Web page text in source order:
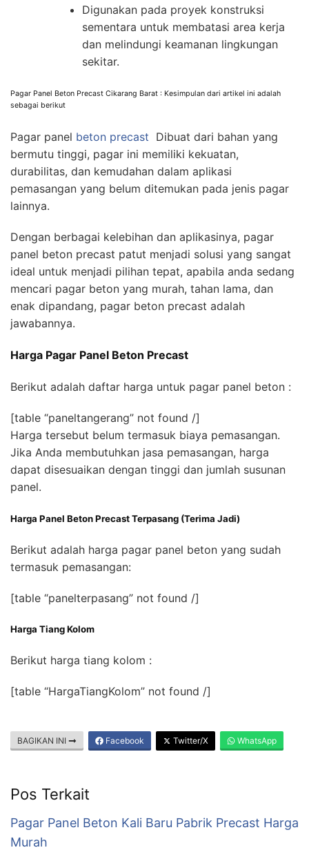
Digunakan pada proyek konstruksi
sementara untuk membatasi area kerja
dan melindungi keamanan lingkungan
sekitar.
Pagar Panel Beton Precast Cikarang Barat : Kesimpulan dari artikel ini adalah
sebagai berikut
Pagar panel beton precast Dibuat dari bahan yang
bermutu tinggi, pagar ini memiliki kekuatan,
durabilitas, dan kemudahan dalam aplikasi
pemasangan yang belum ditemukan pada jenis pagar
lainnya.
Dengan berbagai kelebihan dan aplikasinya, pagar
panel beton precast patut menjadi solusi yang sangat
ideal untuk menjadi pilihan tepat, apabila anda sedang
mencari pagar beton yang murah, tahan lama, dan
enak dipandang, pagar beton precast adalah
jawabannya.
Harga Pagar Panel Beton Precast
Berikut adalah daftar harga untuk pagar panel beton :
[table “paneltangerang” not found /]
Harga tersebut belum termasuk biaya pemasangan.
Jika Anda membutuhkan jasa pemasangan, harga
dapat disesuaikan dengan tinggi dan jumlah susunan
panel.
Harga Panel Beton Precast Terpasang (Terima Jadi)
Berikut adalah harga pagar panel beton yang sudah
termasuk pemasangan:
[table “panelterpasang” not found /]
Harga Tiang Kolom
Berikut harga tiang kolom :
[table “HargaTiangKolom” not found /]
BAGIKAN INI Facebook Twitter/X WhatsApp
Pos Terkait
Pagar Panel Beton Kali Baru Pabrik Precast Harga
Murah